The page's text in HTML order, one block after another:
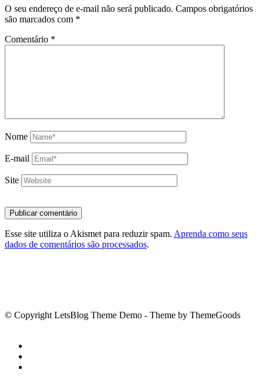
O seu endereço de e-mail não será publicado. Campos obrigatórios
são marcados com *
Comentário *
Nome
E-mail
Site
Esse site utiliza o Akismet para reduzir spam. Aprenda como seus
dados de comentários são processados.
© Copyright LetsBlog Theme Demo - Theme by ThemeGoods